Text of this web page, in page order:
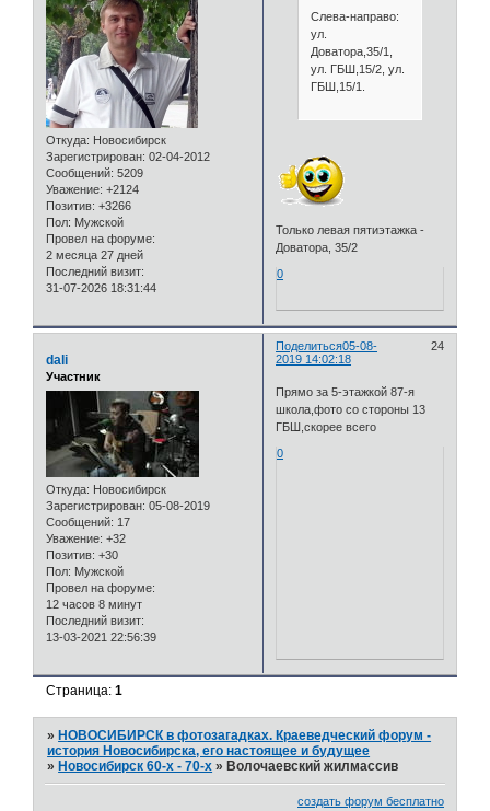
Откуда: Новосибирск
Зарегистрирован: 02-04-2012
Сообщений: 5209
Уважение: +2124
Позитив: +3266
Пол: Мужской
Провел на форуме:
2 месяца 27 дней
Последний визит:
31-07-2026 18:31:44
Слева-направо:
ул.
Доватора,35/1,
ул. ГБШ,15/2, ул.
ГБШ,15/1.
Только левая пятиэтажка -
Доватора, 35/2
0
Поделиться 24
05-08-
2019 14:02:18
dali
Участник
Откуда: Новосибирск
Зарегистрирован: 05-08-2019
Сообщений: 17
Уважение: +32
Позитив: +30
Пол: Мужской
Провел на форуме:
12 часов 8 минут
Последний визит:
13-03-2021 22:56:39
Прямо за 5-этажкой 87-я
школа,фото со стороны 13
ГБШ,скорее всего
0
Страница:1
» НОВОСИБИРСК в фотозагадках. Краеведческий форум -
история Новосибирска, его настоящее и будущее
» Новосибирск 60-х - 70-х » Волочаевский жилмассив
создать форум бесплатно